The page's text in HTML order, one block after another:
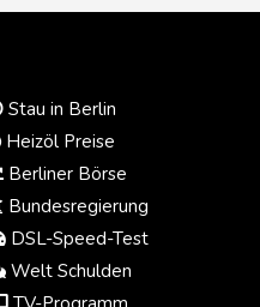
Stau in Berlin
Heizöl Preise
Berliner Börse
Bundesregierung
DSL-Speed-Test
Welt Schulden